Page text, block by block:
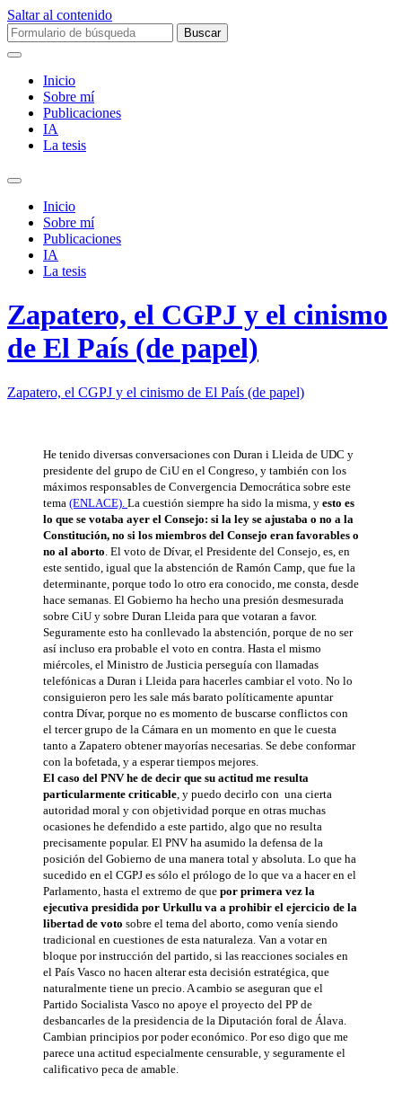
Saltar al contenido
Buscar:
Inicio
Sobre mí­
Publicaciones
IA
La tesis
Alternar
campo
búsqueda
Inicio
Sobre mí­
Publicaciones
IA
La tesis
Zapatero, el CGPJ y el cinismo
de El País (de papel)
Zapatero, el CGPJ y el cinismo de El País (de papel)
He tenido diversas conversaciones con Duran i Lleida de UDC y
presidente del grupo de CiU en el Congreso, y también con los
máximos responsables de Convergencia Democrática sobre este
tema (ENLACE). La cuestión siempre ha sido la misma, y esto es
lo que se votaba ayer el Consejo: si la ley se ajustaba o no a la
Constitución, no si los miembros del Consejo eran favorables o
no al aborto . El voto de Dívar, el Presidente del Consejo, es, en
este sentido, igual que la abstención de Ramón Camp, que fue la
determinante, porque todo lo otro era conocido, me consta, desde
hace semanas. El Gobierno ha hecho una presión desmesurada
sobre CiU y sobre Duran Lleida para que votaran a favor.
Seguramente esto ha conllevado la abstención, porque de no ser
así incluso era probable el voto en contra. Hasta el mismo
miércoles, el Ministro de Justicia perseguía con llamadas
telefónicas a Duran i Lleida para hacerles cambiar el voto. No lo
consiguieron pero les sale más barato políticamente apuntar
contra Dívar, porque no es momento de buscarse conflictos con
el tercer grupo de la Cámara en un momento en que le cuesta
tanto a Zapatero obtener mayorías necesarias. Se debe conformar
con la bofetada, y a esperar tiempos mejores.
El caso del PNV he de decir que su actitud me resulta
particularmente criticable , y puedo decirlo con una cierta
autoridad moral y con objetividad porque en otras muchas
ocasiones he defendido a este partido, algo que no resulta
precisamente popular. El PNV ha asumido la defensa de la
posición del Gobierno de una manera total y absoluta. Lo que ha
sucedido en el CGPJ es sólo el prólogo de lo que va a hacer en el
Parlamento, hasta el extremo de que por primera vez la
ejecutiva presidida por Urkullu va a prohibir el ejercicio de la
libertad de voto sobre el tema del aborto, como venía siendo
tradicional en cuestiones de esta naturaleza. Van a votar en
bloque por instrucción del partido, si las reacciones sociales en
el País Vasco no hacen alterar esta decisión estratégica, que
naturalmente tiene un precio. A cambio se aseguran que el
Partido Socialista Vasco no apoye el proyecto del PP de
desbancarles de la presidencia de la Diputación foral de Álava.
Cambian principios por poder económico. Por eso digo que me
parece una actitud especialmente censurable, y seguramente el
calificativo peca de amable.